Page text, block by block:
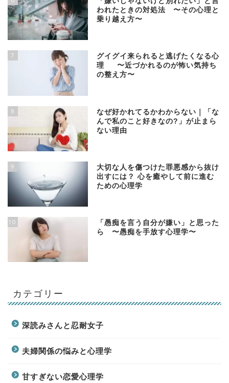
われたときの対処法 〜その心理と
乗り越え方〜
7
グイグイ来られると逃げたくなる心
理 〜近づかれるのが怖い気持ち
の整え方〜
8
なぜ好かれてるかわからない｜「な
んで私のこと好きなの?」が止まら
ない理由
9
大切な人を傷つけた罪悪感から抜け
出すには？ 心を癒やして前に進む
ための心理学
10
「愚痴を言う自分が嫌い」と思った
ら 〜愚痴を手放す心理学〜
カテゴリー
深読みさんと忍耐女子
夫婦関係の悩みと心理学
甘すぎない恋愛心理学